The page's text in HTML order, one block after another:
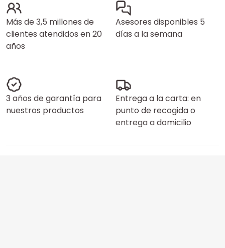
Más de 3,5 millones de
clientes atendidos en 20
años
Asesores disponibles 5
días a la semana
3 años de garantía para
nuestros productos
Entrega a la carta: en
punto de recogida o
entrega a domicilio